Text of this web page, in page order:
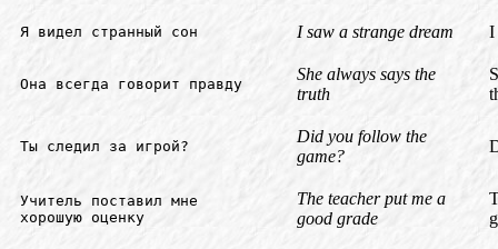
Я видел странный сон I saw a strange dream I
Она всегда говорит правду
She always says the
truth
Ты следил за игрой?
Did you follow the
game?
Учитель поставил мне
хорошую оценку
The teacher put me a
good grade